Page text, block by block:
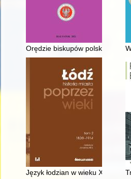
Orędzie biskupów polskich do
Język łodzian w wieku XIX